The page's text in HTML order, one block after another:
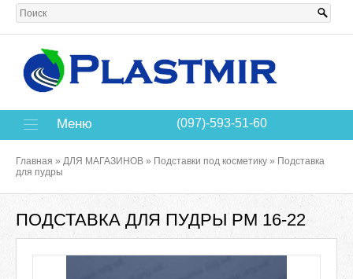
Меню (097)-593-51-60
Главная » ДЛЯ МАГАЗИНОВ » Подставки под косметику » Подставка
для пудры
ПОДСТАВКА ДЛЯ ПУДРЫ РМ 16-22